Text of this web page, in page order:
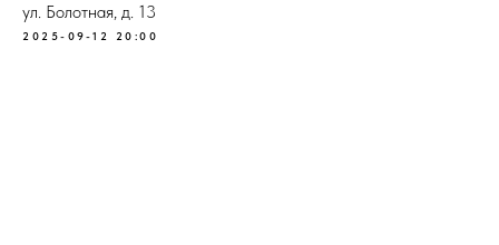
ул. Болотная, д. 13
2025-09-12 20:00